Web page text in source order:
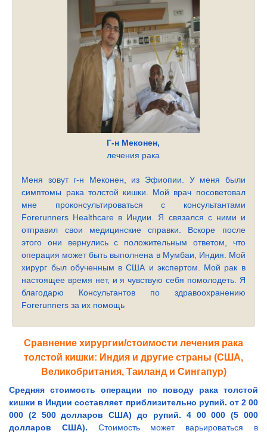
Г-н Меконен,
лечения рака
Меня зовут г-н Меконен, из Эфиопии. У меня были
симптомы рака толстой кишки. Мой врач посоветовал
мне проконсультироваться с консультантами
Forerunners Healthcare в Индии. Я связался с ними и
отправил свои медицинские справки. Вскоре после
этого они вернулись с положительным ответом, что
операция может быть выполнена в Мумбаи, Индия. Мой
хирург был обученным в США и экспертом. Мой рак в
настоящее время нет, и я чувствую себя помолодеть. Я
благодарю Консультантов по здравоохранению
Forerunners за их помощь
Сравнение хирургии/стоимости лечения рака
толстой кишки: Индия и другие страны (США,
Великобритания, Таиланд и Сингапур)
Средняя стоимость операции по поводу рака толстой
кишки в Индии составляет приблизительно рупий. от 2 00
000 (2 500 долларов США) до рупий. 4 00 000 (5 000
долларов США). Стоимость может варьироваться в